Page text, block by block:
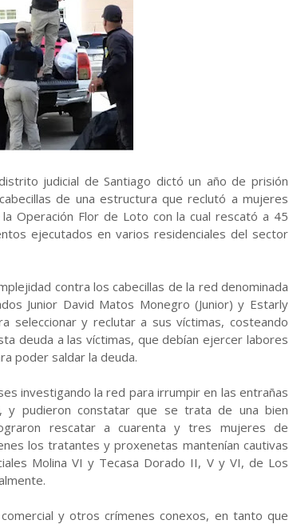
judicial de Santiago dictó un año de prisión
de una estructura que reclutó a mujeres
Operación Flor de Loto con la cual rescató a 45
ejecutados en varios residenciales del sector
contra los cabecillas de la red denominada
Junior David Matos Monegro (Junior) y Estarly
seleccionar y reclutar a sus víctimas, costeando
deuda a las víctimas, que debían ejercer labores
poder saldar la deuda.
investigando la red para irrumpir en las entrañas
y pudieron constatar que se trata de una bien
rescatar a cuarenta y tres mujeres de
los tratantes y proxenetas mantenían cautivas
Molina VI y Tecasa Dorado II, V y VI, de Los
y otros crímenes conexos, en tanto que